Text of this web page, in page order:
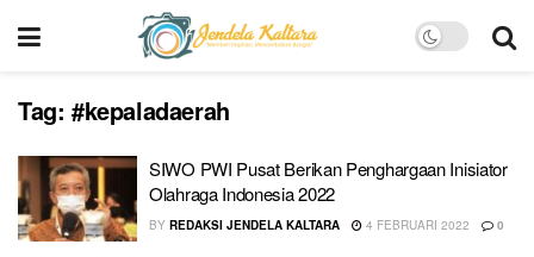
Tag: #kepaladaerah
SIWO PWI Pusat Berikan Penghargaan Inisiator
Olahraga Indonesia 2022
BY REDAKSI JENDELA KALTARA 4 FEBRUARI 2022 0